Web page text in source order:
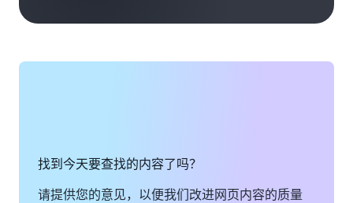
找到今天要查找的内容了吗？
请提供您的意见，以便我们改进网页内容的质量